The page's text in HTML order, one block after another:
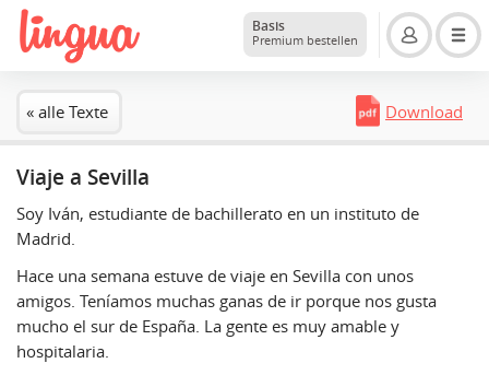
Basis
Premium bestellen
« alle Texte Download
Viaje a Sevilla
Soy Iván, estudiante de bachillerato en un instituto de
Madrid.
Hace una semana estuve de viaje en Sevilla con unos
amigos. Teníamos muchas ganas de ir porque nos gusta
mucho el sur de España. La gente es muy amable y
hospitalaria.